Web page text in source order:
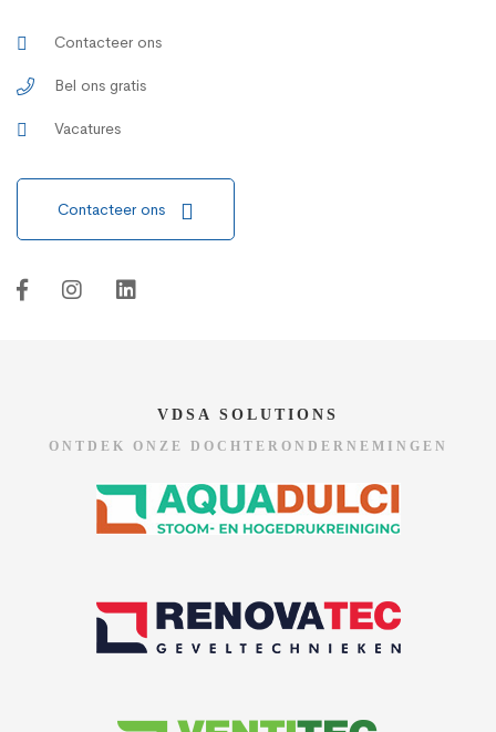
Contacteer ons
Bel ons gratis
Vacatures
Contacteer ons
VDSA SOLUTIONS
ONTDEK ONZE DOCHTERONDERNEMINGEN